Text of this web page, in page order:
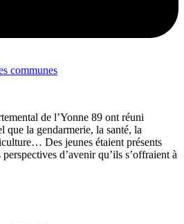
communes
de l’Yonne 89 ont réuni
que la gendarmerie, la santé, la
Des jeunes étaient présents
d’avenir qu’ils s’offraient à